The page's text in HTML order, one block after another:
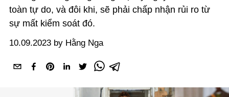
toàn tự do, và đôi khi, sẽ phải chấp nhận rủi ro từ
sự mất kiểm soát đó.
10.09.2023 by Hằng Nga